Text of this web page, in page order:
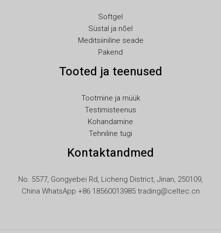
Softgel
Süstal ja nõel
Meditsiiniline seade
Pakend
Tooted ja teenused
Tootmine ja müük
Testimisteenus
Kohandamine
Tehniline tugi
Kontaktandmed
No. 5577, Gongyebei Rd, Licheng District, Jinan, 250109,
China WhatsApp +86 18560013985 trading@celtec.cn
DE